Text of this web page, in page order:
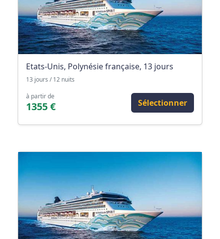
Etats-Unis, Polynésie française, 13 jours
13 jours / 12 nuits
à partir de
1355 € Sélectionner